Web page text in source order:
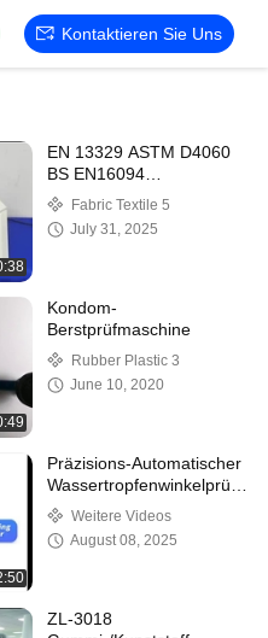
Kontaktieren Sie Uns
EN 13329 ASTM D4060
BS EN16094
Martindale-
Abriebprüfgerät für
Holzböden Martindale-
Fabric Textile 5
July 31, 2025
Kondom-
Berstprüfmaschine
Rubber Plastic 3
June 10, 2020
Präzisions-Automatischer
Wassertropfenwinkelprüfer
Kontaktwinkelmessgerät
Weitere Videos
August 08, 2025
ZL-3018